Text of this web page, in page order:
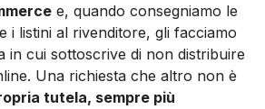
e, quando consegniamo le
i listini al rivenditore, gli facciamo
in cui sottoscrive di non distribuire
Una richiesta che altro non è
tutela, sempre più